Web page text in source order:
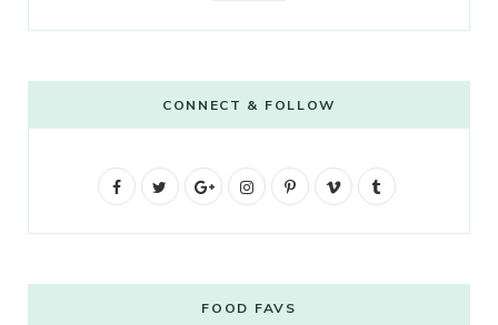
CONNECT & FOLLOW
F
G
g
I
t
P
V
FOOD FAVS